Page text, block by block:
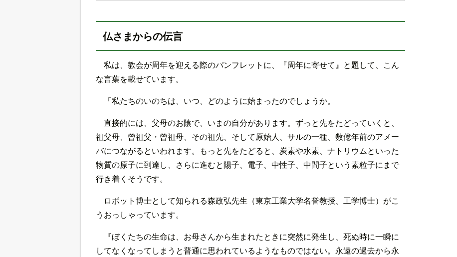
仏さまからの伝言
私は、教会が周年を迎える際のパンフレットに、『周年に寄せて』と題して、こん
な言葉を載せています。
「私たちのいのちは、いつ、どのように始まったのでしょうか。
直接的には、父母のお陰で、いまの自分があります。ずっと先をたどっていくと、
祖父母、曾祖父・曾祖母、その祖先、そして原始人、サルの一種、数億年前のアメー
バにつながるといわれます。もっと先をたどると、炭素や水素、ナトリウムといった
物質の原子に到達し、さらに進むと陽子、電子、中性子、中間子という素粒子にまで
行き着くそうです。
ロボット博士として知られる森政弘先生（東京工業大学名誉教授、工学博士）がこ
うおっしゃっています。
『ぼくたちの生命は、お母さんから生まれたときに突然に発生し、死ぬ時に一瞬に
してなくなってしまうと普通に思われているようなものではない。永遠の過去から永